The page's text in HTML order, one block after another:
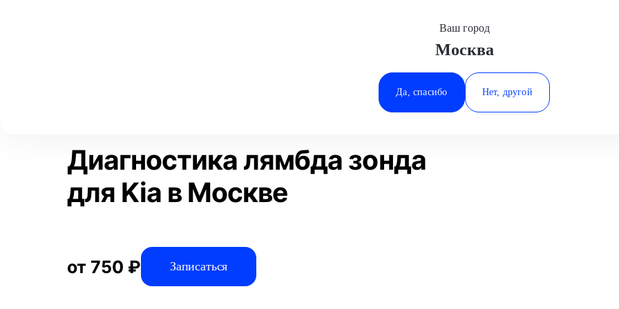
Минеральные Воды
Ростов-на-Дону
Ставрополь
Ваш город
Москва
Да, спасибо Нет, другой
Диагностика лямбда зонда Kia
Статьи
Диагностика лямбда зонда
для Kia в Москве
от 750 ₽ Записаться